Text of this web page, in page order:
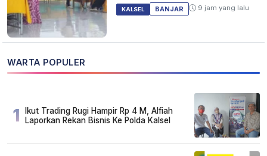
KALSEL BANJAR 9 jam yang lalu
WARTA POPULER
1
Ikut Trading Rugi Hampir Rp 4 M, Alfiah
Laporkan Rekan Bisnis Ke Polda Kalsel